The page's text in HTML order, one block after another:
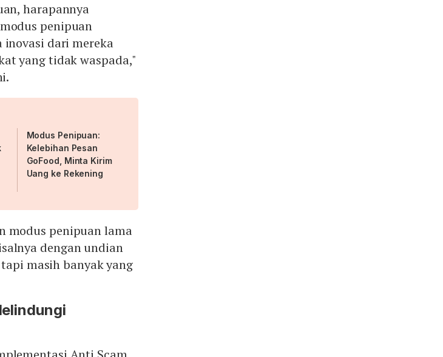
harapannya
penipuan
dari mereka
yang tidak waspada,"
Modus Penipuan:
Kelebihan Pesan
GoFood, Minta Kirim
Uang ke Rekening
modus penipuan lama
dengan undian
masih banyak yang